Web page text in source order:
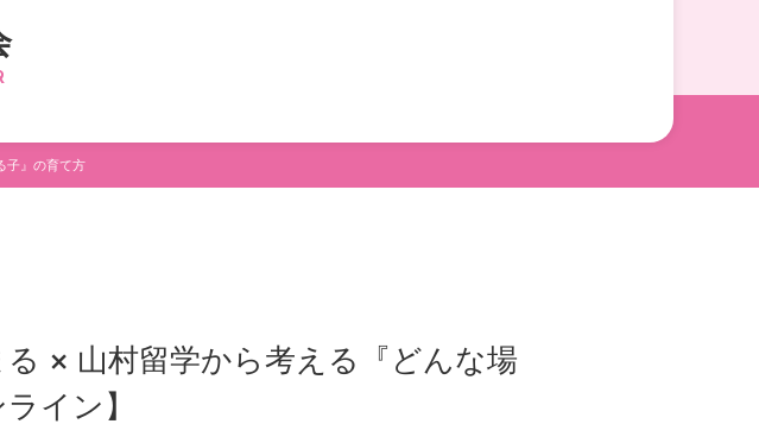
子』の育て方
る × 山村留学から考える『どんな場
イン】